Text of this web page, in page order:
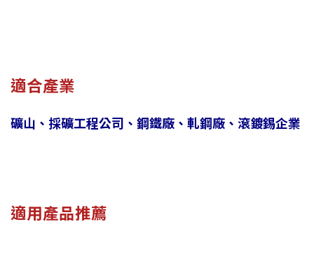
適合產業
礦山、採礦工程公司、鋼鐵廠、軋鋼廠、滾鍍錫企業
適用產品推薦